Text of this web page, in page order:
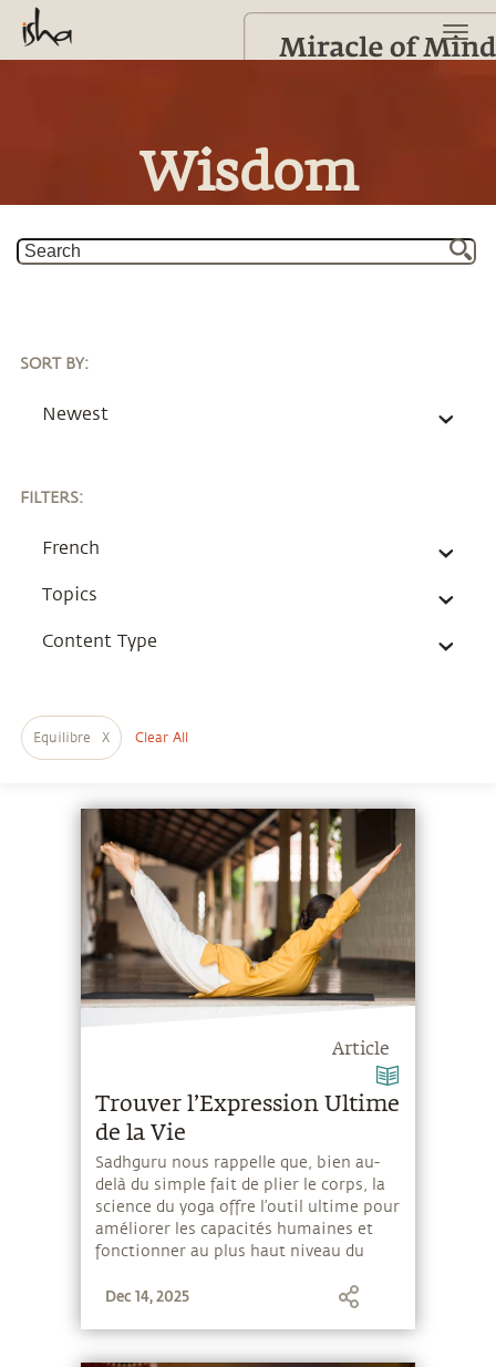
Wisdom
FILTERS:
French
Topics
Content Type
SORT BY:
Newest
Equilibre X Clear All
Article
Trouver l’Expression Ultime
de la Vie
Sadhguru nous rappelle que, bien au-
delà du simple fait de plier le corps, la
science du yoga offre l’outil ultime pour
améliorer les capacités humaines et
fonctionner au plus haut niveau du
Dec 14, 2025